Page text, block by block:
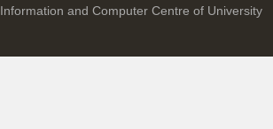
Information and Computer Centre of University